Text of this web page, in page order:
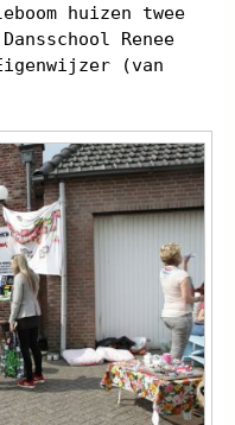
huizen twee
Renee
(van